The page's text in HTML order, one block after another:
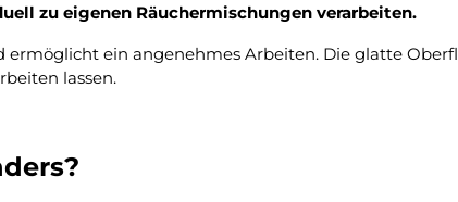
zu eigenen Räuchermischungen verarbeiten.
ein angenehmes Arbeiten. Die glatte
lassen.